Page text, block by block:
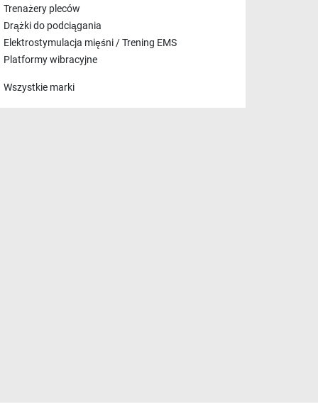
Trenażery pleców
Drążki do podciągania
Elektrostymulacja mięśni / Trening EMS
Platformy wibracyjne
Wszystkie marki